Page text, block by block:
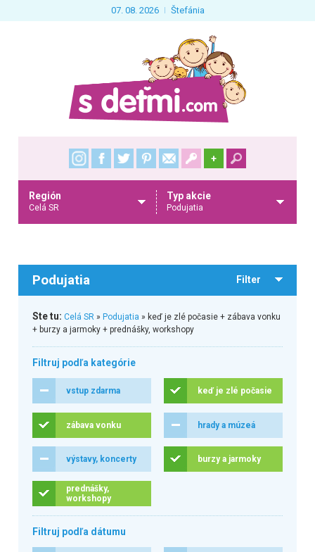
07. 08. 2026 Štefánia
+
Región
Celá SR
Typ akcie
Podujatia
Podujatia Filter
Ste tu: Celá SR» Podujatia » keď je zlé počasie + zábava vonku
+ burzy a jarmoky + prednášky, workshopy
Filtruj podľa kategórie
vstup zdarma keď je zlé počasie
zábava vonku hrady a múzeá
výstavy, koncerty burzy a jarmoky
prednášky,
workshopy
Filtruj podľa dátumu